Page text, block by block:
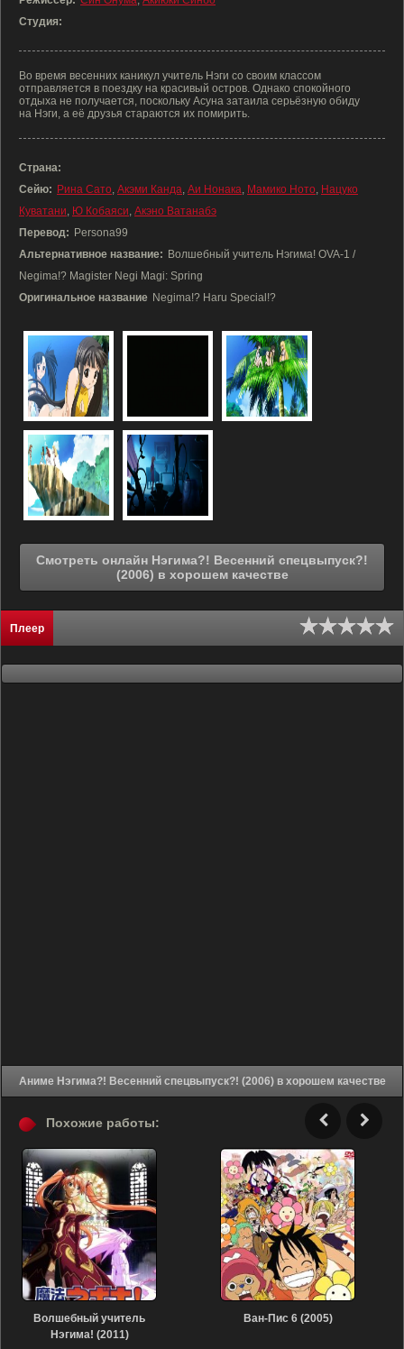
Студия:
Во время весенних каникул учитель Нэги со своим классом
отправляется в поездку на красивый остров. Однако спокойного
отдыха не получается, поскольку Асуна затаила серьёзную обиду
на Нэги, а её друзья стараются их помирить.
Страна:
Сейю: Рина Сато, Акэми Канда, Аи Нонака, Мамико Ното, Нацуко
Куватани, Ю Кобаяси, Акэно Ватанабэ
Перевод: Persona99
Альтернативное название: Волшебный учитель Нэгима! OVA-1 /
Negima!? Magister Negi Magi: Spring
Оригинальное название Negima!? Haru Special!?
Смотреть онлайн Нэгима?! Весенний спецвыпуск?!
(2006) в хорошем качестве
Плеер
Аниме Нэгима?! Весенний спецвыпуск?! (2006) в хорошем качестве
Похожие работы:
Волшебный учитель
Нэгима! (2011)
Ван-Пис 6 (2005)